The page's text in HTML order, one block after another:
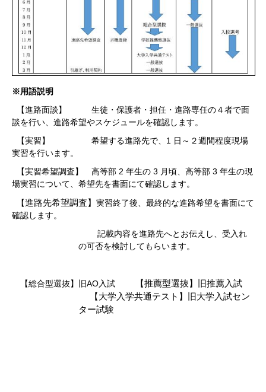
※用語説明
【進路面談】
生徒・保護者・担任・進路専任の４者で面
談を行い、進路希望やスケジュールを確認します。
【実習】
希望する進路先で、1 日～２週間程度現場
実習を行います。
【実習希望調査】 高等部 2 年生の 3 月頃、高等部 3 年生の現
場実習について、希望先を書面にて確認します。
【進路先希望調査】 実習終了後、最終的な進路希望を書面にて
確認します。
記載内容を進路先へとお伝えし、受入れ
の可否を検討してもらいます。
【総合型選抜】旧AO入試 【推薦型選抜】
旧推薦入試
【大学入学共通テスト】
旧大学入試セン
ター試験